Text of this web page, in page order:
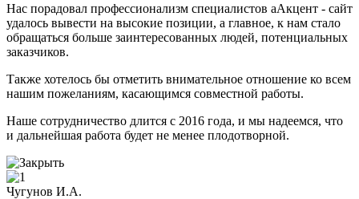
Нас порадовал профессионализм специалистов аАкцент - сайт
удалось вывести на высокие позиции, а главное, к нам стало
обращаться больше заинтересованных людей, потенциальных
заказчиков.
Также хотелось бы отметить внимательное отношение ко всем
нашим пожеланиям, касающимся совместной работы.
Наше сотрудничество длится с 2016 года, и мы надеемся, что
и дальнейшая работа будет не менее плодотворной.
Чугунов И.А.